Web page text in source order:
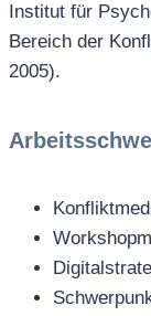
Institut für
Bereich der
2005).